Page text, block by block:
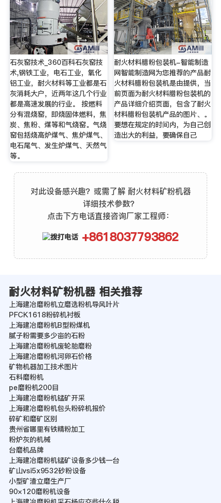
石灰窑技术_360百科石灰窑技
术,钢铁工业，电石工业，氧化
铝工业，耐火材料等工业都是石
灰消耗大户，近两年这几个行业
都是高速发展的行业。 按燃料
分有混烧窑，即烧固体燃料，焦
炭、焦粉、煤等和气烧窑。气烧
窑包括烧高炉煤气、焦炉煤气、
电石尾气、发生炉煤气、天然气
等。
耐火材料腊粉包装机-智能制造
网智能制造网为您推荐的产品耐
火材料腊粉包装机是由提供，当
前页面为耐火材料腊粉包装机的
产品详细介绍页面，包含了耐火
材料腊粉包装机产品的图片、。
要想在规定的时间内，为自己创
造出大的利益，要确保自己
对此设备感兴趣？或需了解 耐火材料矿粉机器
详细技术参数？
点击下方电话直接咨询厂家工程师：
+8618037793862
耐火材料矿粉机器 相关推荐
上海建冶磨粉机立磨选粉机导风叶片
PFCK1618粉碎机衬板
上海建冶磨粉机B型粉煤机
腻子粉需要多少亩的石粉
上海建冶磨粉机废轮胎磨粉
上海建冶磨粉机河卵石价格
矿物机器加工技术图片
石料磨粉机
pe磨粉机200目
上海建冶磨粉机锰矿开采
上海建冶磨粉机包头粉碎机报价
碎矿和磨矿区别
贵州省哪里有铁精粉加工
粉炉灰的机械
台磨机品牌
上海建冶磨粉机锰矿设备多少钱一台
矿山vsi5x9532砂粉设备
小型矿渣立磨生产厂
90×120磨粉机设备